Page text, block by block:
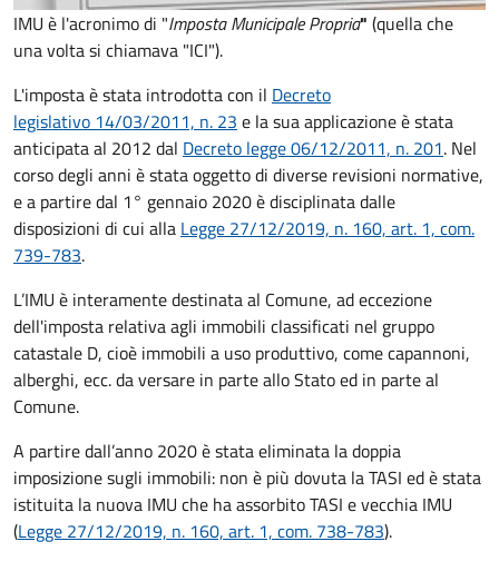
IMU è l'acronimo di "Imposta Municipale Propria" (quella che
una volta si chiamava "ICI").
L'imposta è stata introdotta con il Decreto
legislativo 14/03/2011, n. 23 e la sua applicazione è stata
anticipata al 2012 dal Decreto legge 06/12/2011, n. 201. Nel
corso degli anni è stata oggetto di diverse revisioni normative,
e a partire dal 1° gennaio 2020 è disciplinata dalle
disposizioni di cui alla Legge 27/12/2019, n. 160, art. 1, com.
739-783.
L’IMU è interamente destinata al Comune, ad eccezione
dell'imposta relativa agli immobili classificati nel gruppo
catastale D, cioè immobili a uso produttivo, come capannoni,
alberghi, ecc. da versare in parte allo Stato ed in parte al
Comune.
A partire dall’anno 2020 è stata eliminata la doppia
imposizione sugli immobili: non è più dovuta la TASI ed è stata
istituita la nuova IMU che ha assorbito TASI e vecchia IMU
(Legge 27/12/2019, n. 160, art. 1, com. 738-783).